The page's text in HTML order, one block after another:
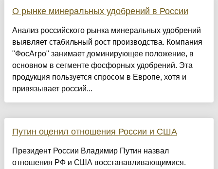
О рынке минеральных удобрений в России
Анализ российского рынка минеральных удобрений
выявляет стабильный рост производства. Компания
"ФосАгро" занимает доминирующее положение, в
основном в сегменте фосфорных удобрений. Эта
продукция пользуется спросом в Европе, хотя и
привязывает россий...
Путин оценил отношения России и США
Президент России Владимир Путин назвал
отношения РФ и США восстанавливающимися.